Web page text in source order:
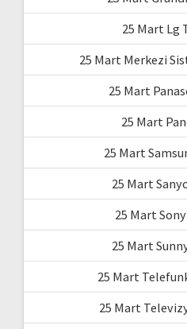
25 Mart Lg
25 Mart Merkezi
25 Mart
25 Mart
25 Mart
25 Mart
25 Mart
25 Mart
25 Mart
25 Mart